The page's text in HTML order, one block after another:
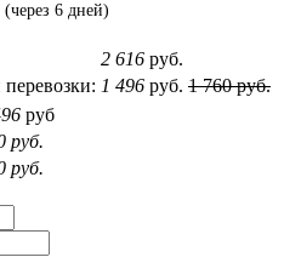
6 дней)
2 616 руб.
1 496 руб. 1 760 руб.
руб
руб.
руб.